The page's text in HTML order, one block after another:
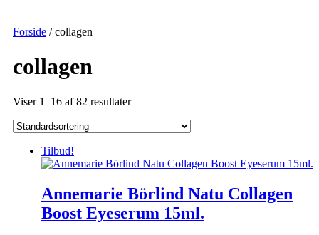
Forside / collagen
collagen
Viser 1–16 af 82 resultater
Tilbud!
Annemarie Börlind Natu Collagen
Boost Eyeserum 15ml.